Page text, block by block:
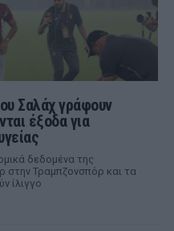
Σαλάχ γράφουν
έξοδα για
δεδομένα της
στην Τραμπζονσπόρ και τα
ίλιγγο